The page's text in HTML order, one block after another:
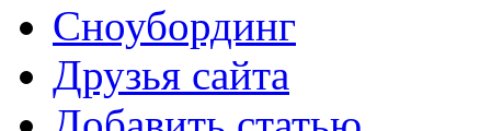
Сноубординг
Друзья сайта